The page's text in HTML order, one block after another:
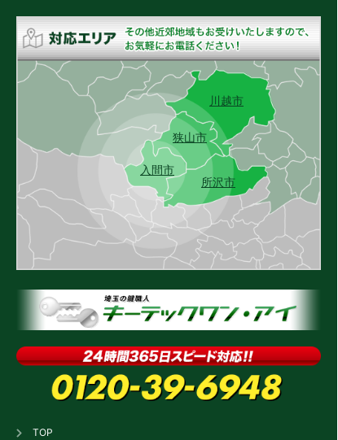
入間市
狭山市
所沢市
川越市
TOP